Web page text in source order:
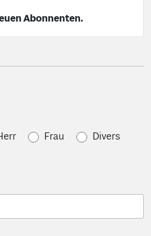
Abonnenten.
Frau
Divers